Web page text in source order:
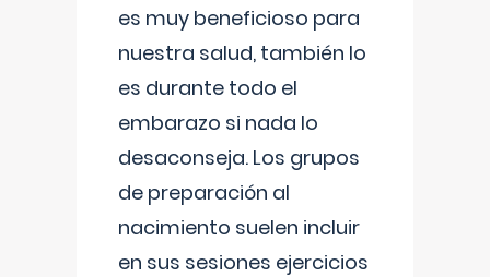
es muy beneficioso para
nuestra salud, también lo
es durante todo el
embarazo si nada lo
desaconseja. Los grupos
de preparación al
nacimiento suelen incluir
en sus sesiones ejercicios